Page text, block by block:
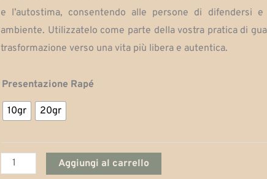
$130,000
e l’autostima, consentendo alle persone di difendersi
ambiente. Utilizzatelo come parte della vostra pratica di
trasformazione verso una vita più libera e autentica.
Presentazione Rapé
10gr 20gr
Inga
quantità
Aggiungi al carrello